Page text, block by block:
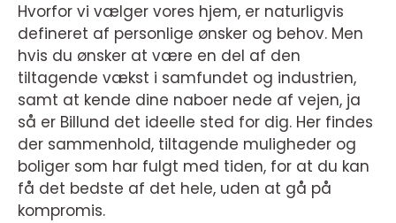
Hvorfor vi vælger vores hjem, er naturligvis
defineret af personlige ønsker og behov. Men
hvis du ønsker at være en del af den
tiltagende vækst i samfundet og industrien,
samt at kende dine naboer nede af vejen, ja
så er Billund det ideelle sted for dig. Her findes
der sammenhold, tiltagende muligheder og
boliger som har fulgt med tiden, for at du kan
få det bedste af det hele, uden at gå på
kompromis.